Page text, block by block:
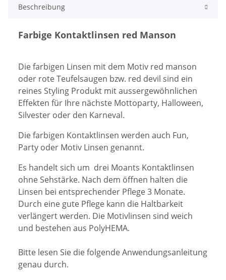
Beschreibung
Farbige Kontaktlinsen red Manson
Die farbigen Linsen mit dem Motiv red manson
oder rote Teufelsaugen bzw. red devil sind ein
reines Styling Produkt mit aussergewöhnlichen
Effekten für Ihre nächste Mottoparty, Halloween,
Silvester oder den Karneval.
Die farbigen Kontaktlinsen werden auch Fun,
Party oder Motiv Linsen genannt.
Es handelt sich um drei Moants Kontaktlinsen
ohne Sehstärke. Nach dem öffnen halten die
Linsen bei entsprechender Pflege 3 Monate.
Durch eine gute Pflege kann die Haltbarkeit
verlängert werden. Die Motivlinsen sind weich
und bestehen aus PolyHEMA.
Bitte lesen Sie die folgende Anwendungsanleitung
genau durch.